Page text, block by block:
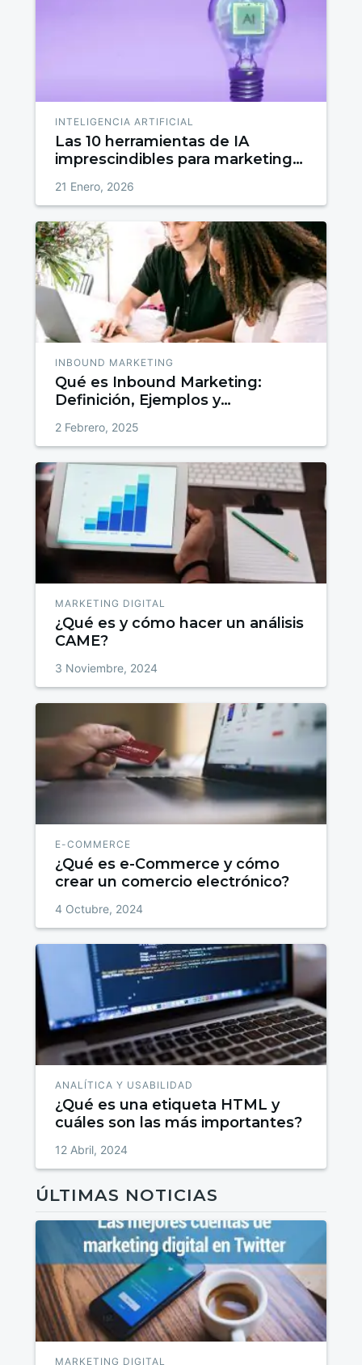
INTELIGENCIA ARTIFICIAL
Las 10 herramientas de IA
imprescindibles para marketing
21 Enero, 2026
INBOUND MARKETING
Qué es Inbound Marketing:
Definición, Ejemplos y
y Fidelizar
2 Febrero, 2025
MARKETING DIGITAL
¿Qué es y cómo hacer un análisis
CAME?
3 Noviembre, 2024
E-COMMERCE
¿Qué es e-Commerce y cómo
crear un comercio electrónico?
4 Octubre, 2024
ANALÍTICA Y USABILIDAD
¿Qué es una etiqueta HTML y
cuáles son las más importantes?
12 Abril, 2024
ÚLTIMAS NOTICIAS
MARKETING DIGITAL